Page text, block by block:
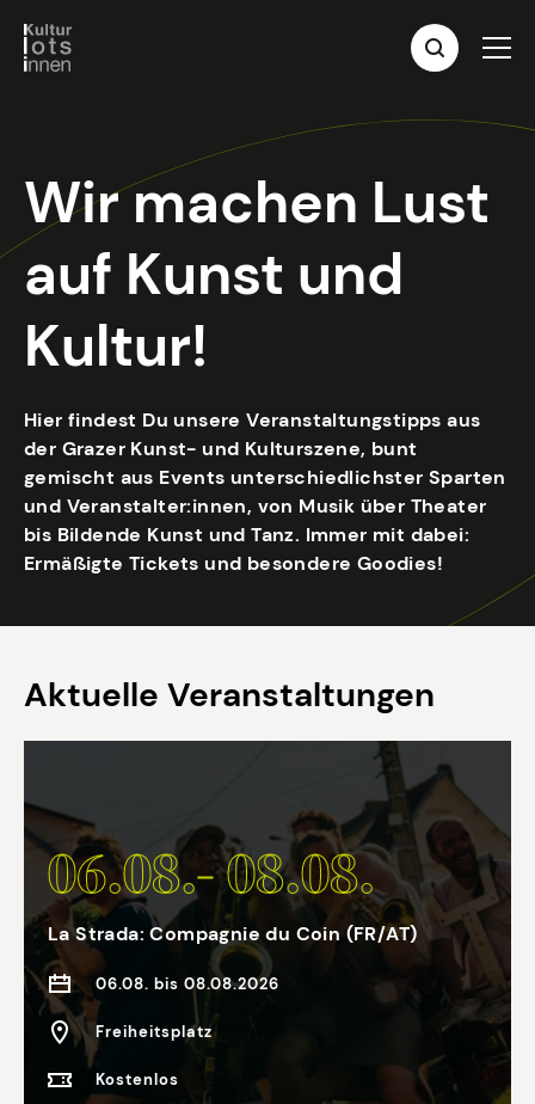
Wir machen Lust
auf Kunst und
Kultur!
Hier findest Du unsere Veranstaltungstipps aus
der Grazer Kunst- und Kulturszene, bunt
gemischt aus Events unterschiedlichster Sparten
und Veranstalter:innen, von Musik über Theater
bis Bildende Kunst und Tanz. Immer mit dabei:
Ermäßigte Tickets und besondere Goodies!
Aktuelle Veranstaltungen
06.08.- 08.08.
La Strada: Compagnie du Coin (FR/AT)
06.08. bis 08.08.2026
Freiheitsplatz
Kostenlos